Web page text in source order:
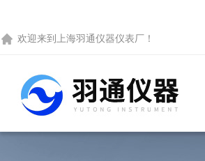
欢迎来到 上海羽通仪器仪表厂 ！